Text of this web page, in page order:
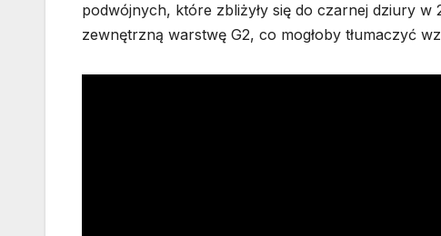
podwójnych, które zbliżyły się do czarnej dziury
zewnętrzną warstwę G2, co mogłoby tłumaczyć